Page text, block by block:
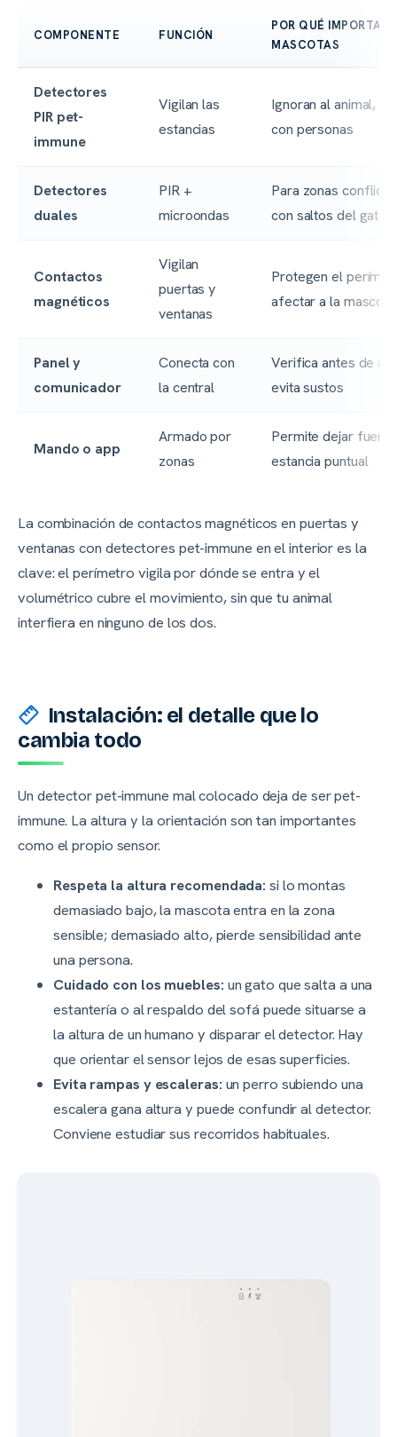
COMPONENTE FUNCIÓN
POR QUÉ IMPORTA
MASCOTAS
Detectores
PIR pet-
immune
Vigilan las
estancias
Ignoran al animal,
con personas
Detectores
duales
PIR +
microondas
Para zonas
con saltos del gato
Contactos
magnéticos
Vigilan
puertas y
ventanas
Protegen el
afectar a la mascota
Panel y
comunicador
Conecta con
la central
Verifica antes de
evita sustos
Mando o app
Armado por
zonas
Permite dejar fuera
estancia puntual
La combinación de contactos magnéticos en puertas y
ventanas con detectores pet-immune en el interior es la
clave: el perímetro vigila por dónde se entra y el
volumétrico cubre el movimiento, sin que tu animal
interfiera en ninguno de los dos.
Instalación: el detalle que lo
cambia todo
Un detector pet-immune mal colocado deja de ser pet-
immune. La altura y la orientación son tan importantes
como el propio sensor.
Respeta la altura recomendada: si lo montas
demasiado bajo, la mascota entra en la zona
sensible; demasiado alto, pierde sensibilidad ante
una persona.
Cuidado con los muebles: un gato que salta a una
estantería o al respaldo del sofá puede situarse a
la altura de un humano y disparar el detector. Hay
que orientar el sensor lejos de esas superficies.
Evita rampas y escaleras: un perro subiendo una
escalera gana altura y puede confundir al detector.
Conviene estudiar sus recorridos habituales.